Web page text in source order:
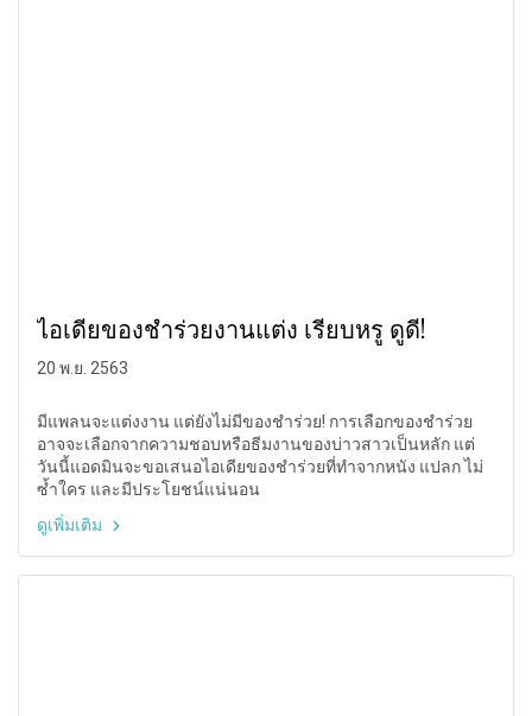
ไอเดียของชำร่วยงานแต่ง เรียบหรู ดูดี!
20 พ.ย. 2563
มีแพลนจะแต่งงาน แต่ยังไม่มีของชำร่วย! การเลือกของชำร่วย
อาจจะเลือกจากความชอบหรือธีมงานของบ่าวสาวเป็นหลัก แต่
วันนี้แอดมินจะขอเสนอไอเดียของชำร่วยที่ทำจากหนัง แปลก ไม่
ซ้ำใคร และมีประโยชน์แน่นอน
ดูเพิ่มเติม